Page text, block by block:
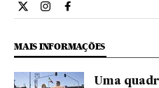
Internacional El País Brasil
Internacional El País
Internacional El
MAIS INFORMAÇÕES
Uma